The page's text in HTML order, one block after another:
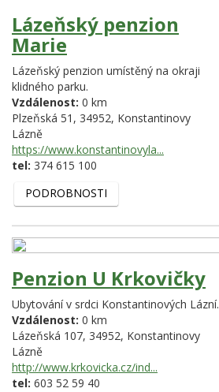
Lázeňský penzion
Marie
Lázeňský penzion umístěný na okraji
klidného parku.
Vzdálenost: 0 km
Plzeňská 51, 34952, Konstantinovy
Lázně
https://www.konstantinovyla...
tel: 374 615 100
PODROBNOSTI
Penzion U Krkovičky
Ubytování v srdci Konstantinových Lázní.
Vzdálenost: 0 km
Lázeňská 107, 34952, Konstantinovy
Lázně
http://www.krkovicka.cz/ind...
tel: 603 52 59 40